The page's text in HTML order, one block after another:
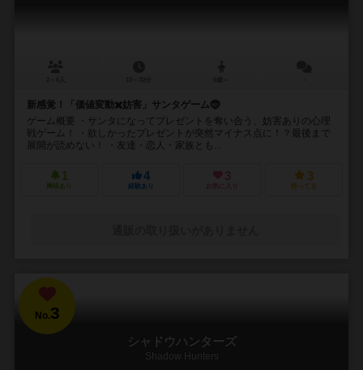
新感覚！「価値変動✖️妨害」サンタゲーム🤶
ゲーム概要 ・サンタになってプレゼントを奪い合う、妨害ありの心理
戦ゲーム！ ・欲しかったプレゼントが突然マイナス点に！？最後まで
展開が読めない！ ・友達・恋人・家族とも...
1
興味あり
4
経験あり
3
お気に入り
3
持ってる
No.3
シャドウハンターズ
Shadow Hunters